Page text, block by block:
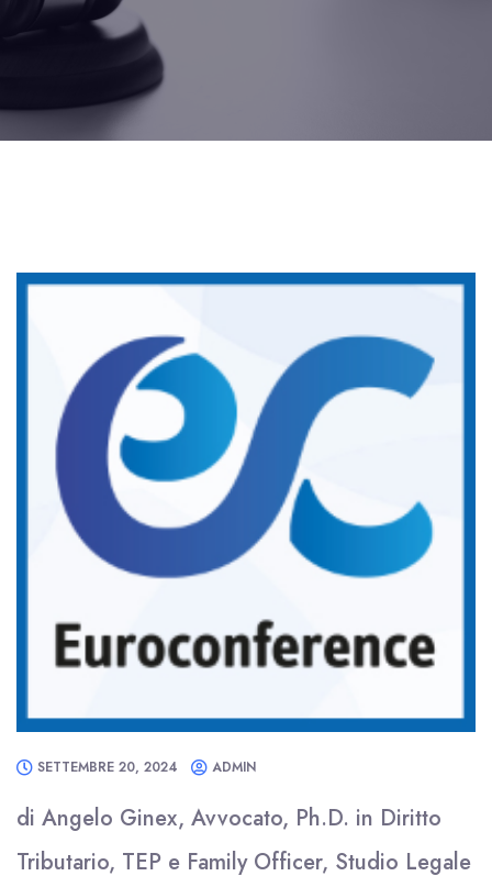
SETTEMBRE 20, 2024 ADMIN
di Angelo Ginex, Avvocato, Ph.D. in Diritto
Tributario, TEP e Family Officer, Studio Legale